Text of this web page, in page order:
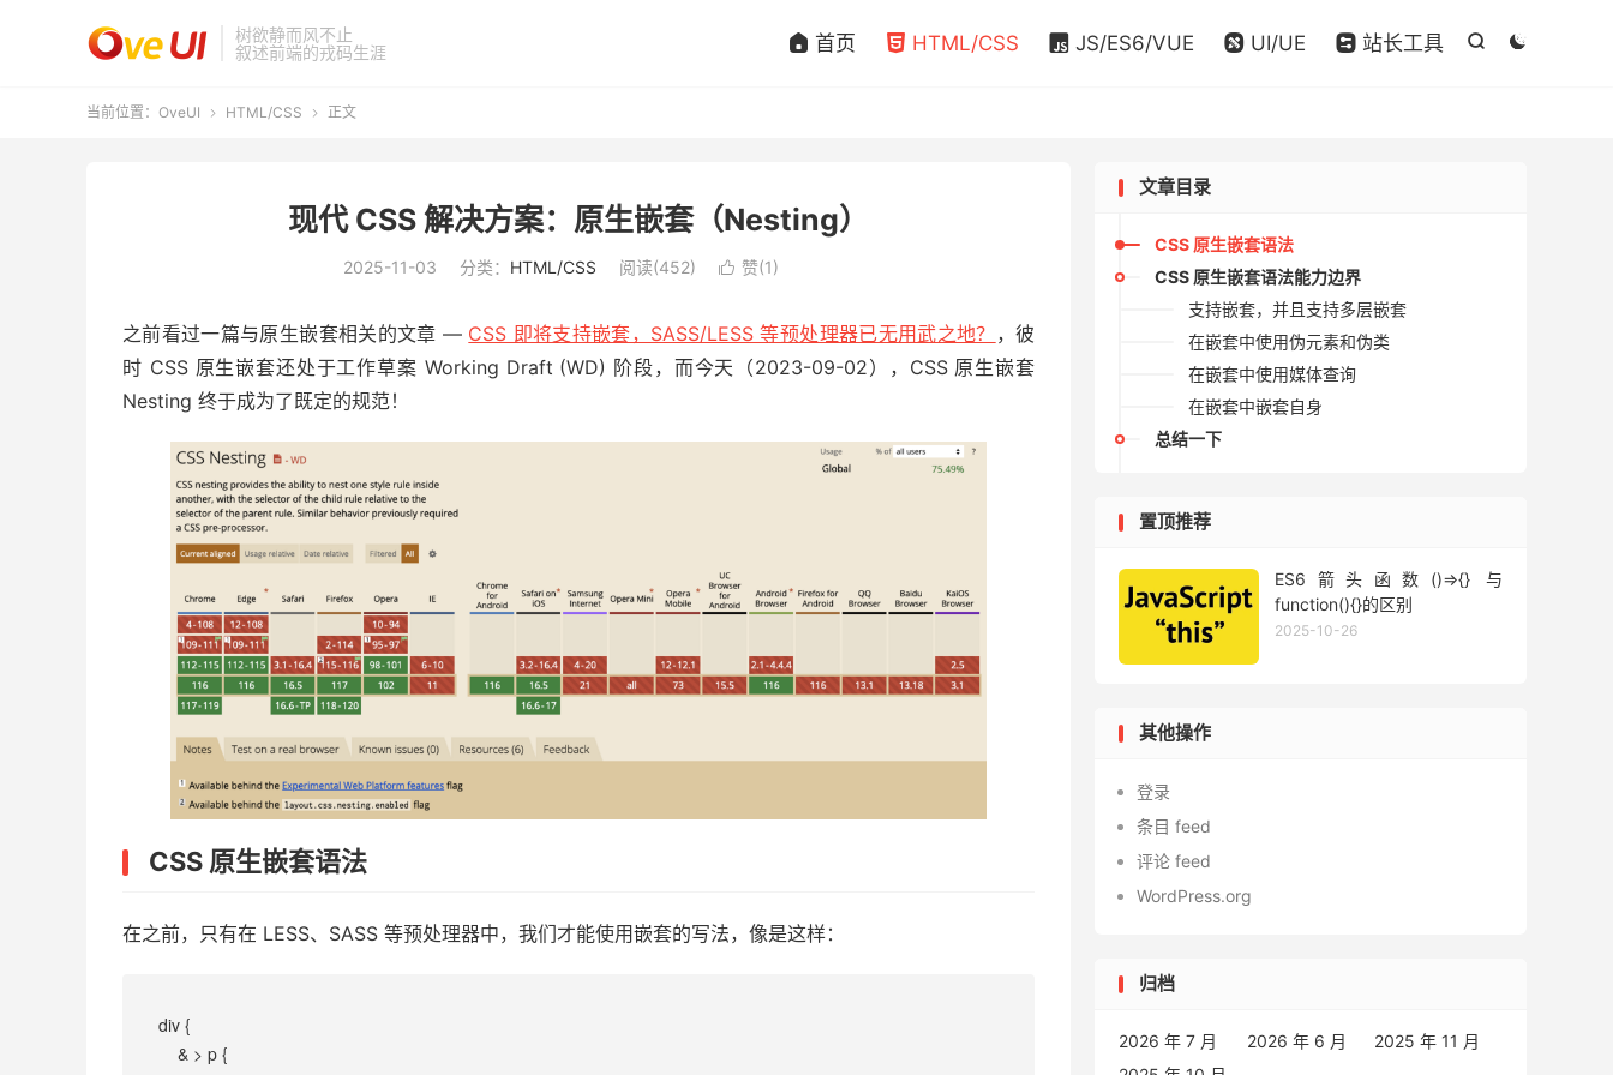
树欲静而风不止
叙述前端的戎码生涯


 首页  HTML/CSS  JS/ES6/VUE  UI/UE  站长工具
当前位置： OveUI  HTML/CSS  正文
现代 CSS 解决方案：原生嵌套（Nesting）
2025-11-03 分类： HTML/CSS 阅读(452)  赞(1)
之前看过一篇与原生嵌套相关的文章 — CSS 即将支持嵌套，SASS/LESS 等预处理器已无用武之地？ ，彼
时 CSS 原生嵌套还处于工作草案 Working Draft (WD) 阶段，而今天（2023-09-02），CSS 原生嵌套
Nesting 终于成为了既定的规范！
CSS 原生嵌套语法
在之前，只有在 LESS、SASS 等预处理器中，我们才能使用嵌套的写法，像是这样：
div {
& > p {
文章目录
CSS 原生嵌套语法
CSS 原生嵌套语法能力边界
支持嵌套，并且支持多层嵌套
在嵌套中使用伪元素和伪类
在嵌套中使用媒体查询
在嵌套中嵌套自身
总结一下
置顶推荐
ES6箭头函数()=>{} 与
function(){}的区别
2025-10-26
其他操作
登录
条目 feed
评论 feed
WordPress.org
归档
2026 年 7 月 2026 年 6 月
2025 年 11 月